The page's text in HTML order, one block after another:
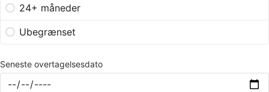
24+ måneder
Ubegrænset
Seneste overtagelsesdato